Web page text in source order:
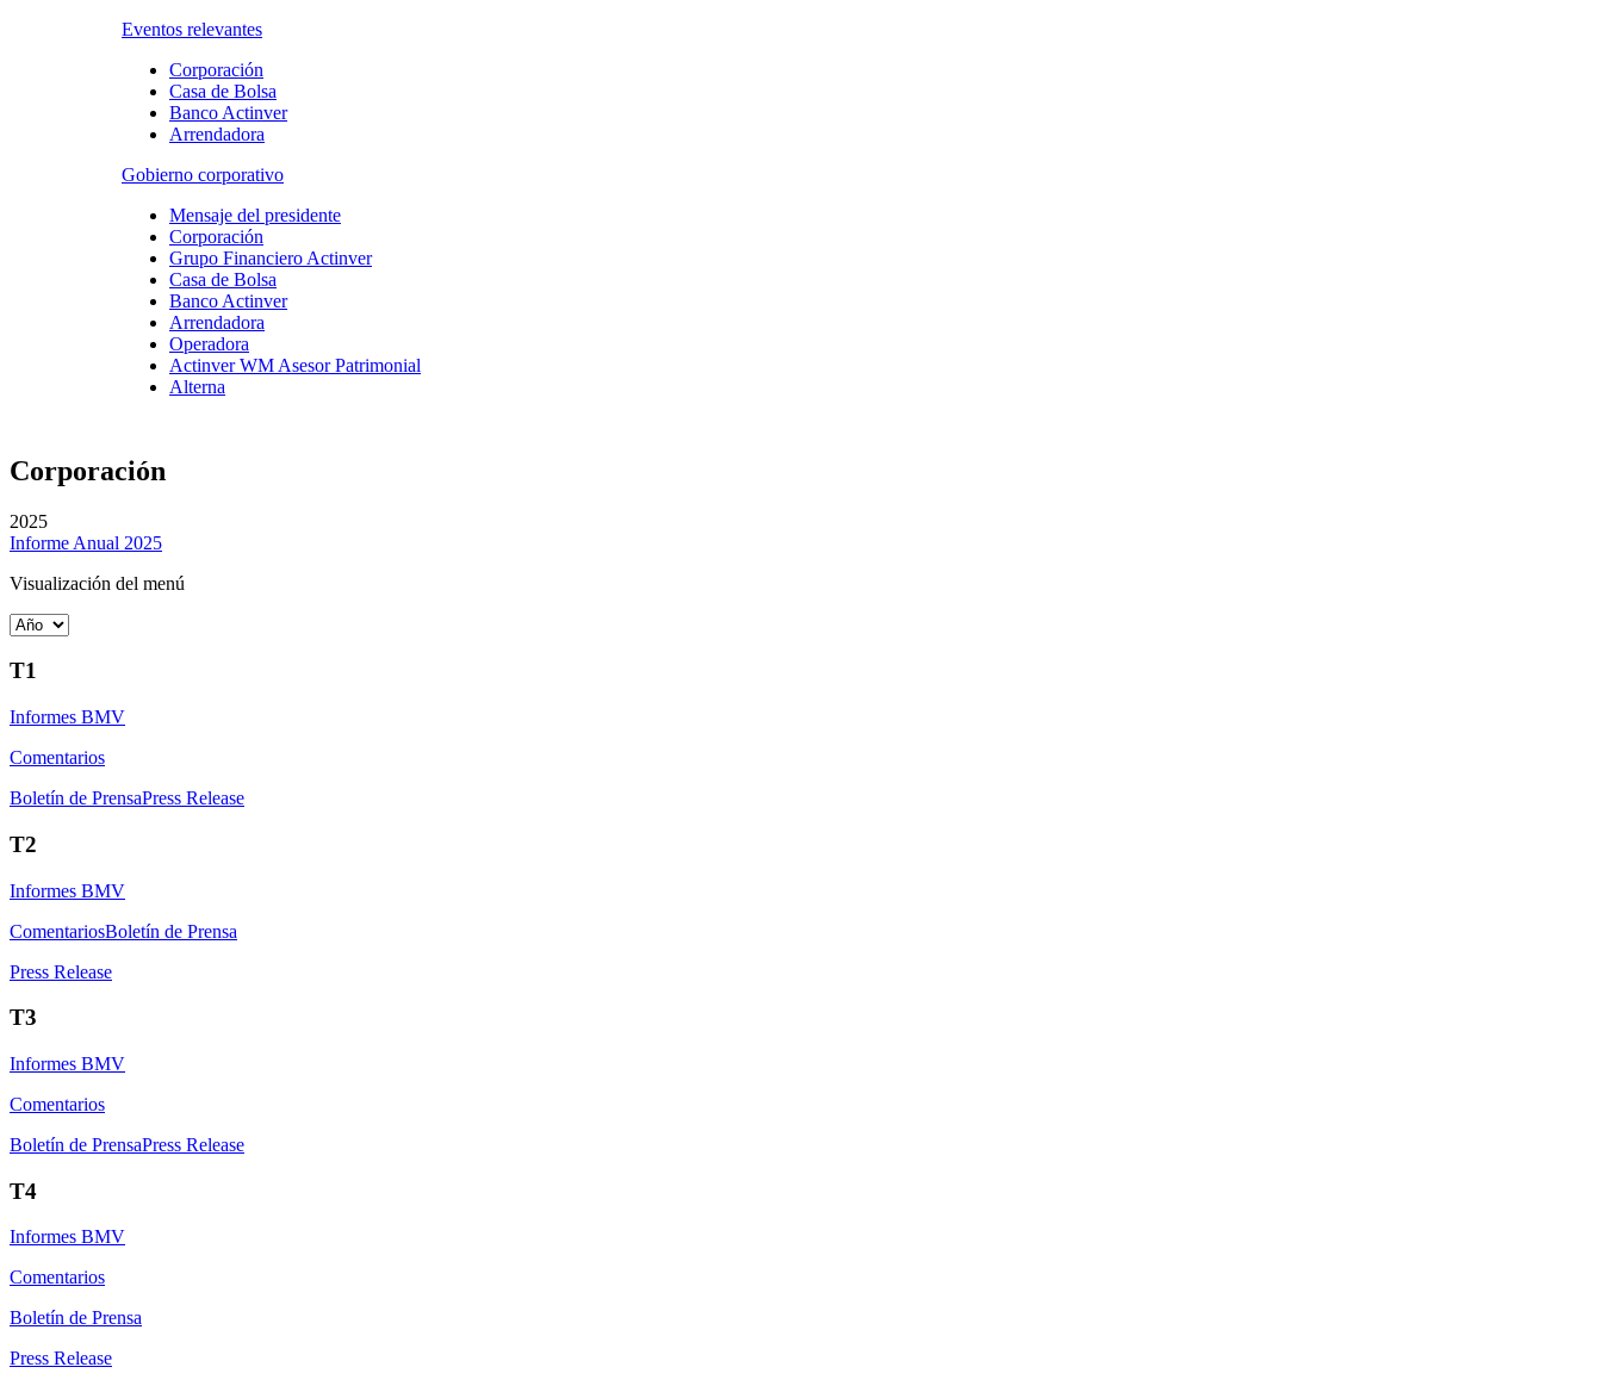
Eventos relevantes
Corporación
Casa de Bolsa
Banco Actinver
Arrendadora
Gobierno corporativo
Mensaje del presidente
Corporación
Grupo Financiero Actinver
Casa de Bolsa
Banco Actinver
Arrendadora
Operadora
Actinver WM Asesor Patrimonial
Alterna
Corporación
2025
Informe Anual 2025
Visualización del menú
T1
Informes BMV
Comentarios
Boletín de PrensaPress Release
T2
Informes BMV
ComentariosBoletín de Prensa
Press Release
T3
Informes BMV
Comentarios
Boletín de PrensaPress Release
T4
Informes BMV
Comentarios
Boletín de Prensa
Press Release